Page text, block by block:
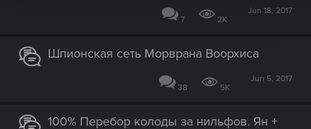
7 2K
Jun 18, 2017
Шпионская сеть Морврана Воорхиса
38 5K
Jun 5, 2017
100% Перебор колоды за нильфов. Ян +